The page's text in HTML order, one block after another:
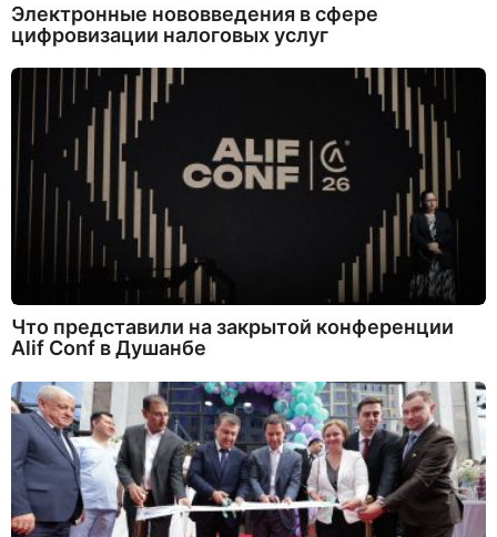
Электронные нововведения в сфере
цифровизации налоговых услуг
Что представили на закрытой конференции
Alif Conf в Душанбе